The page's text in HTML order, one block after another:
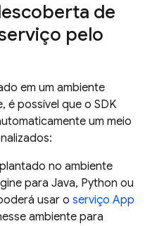
de
pelo
em um ambiente
é possível que o SDK
um meio
no ambiente
para Java, Python ou
usar o serviço App
ambiente para